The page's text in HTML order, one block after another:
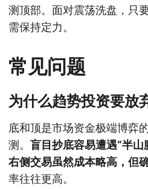
测顶部。面对震荡洗盘，只
需保持定力。
常见问题
为什么趋势投资要放
底和顶是市场资金极端博弈
测。 盲目抄底容易遭遇“半
右侧交易虽然成本略高，但
率往往更高。